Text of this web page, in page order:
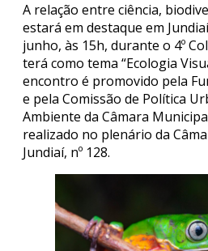
A relação entre ciência,
estará em destaque em
junho, às 15h, durante o 4º
terá como tema “Ecologia
encontro é promovido pela
e pela Comissão de Política
Ambiente da Câmara
realizado no plenário da
Jundiaí, nº 128.